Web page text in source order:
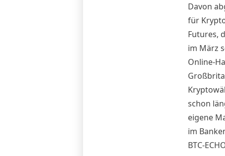
Davon
für
Futures,
im März
Online-
schon
eigene
im
BTC-